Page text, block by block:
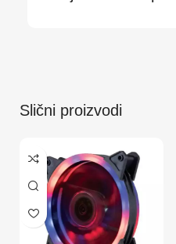
Slični proizvodi